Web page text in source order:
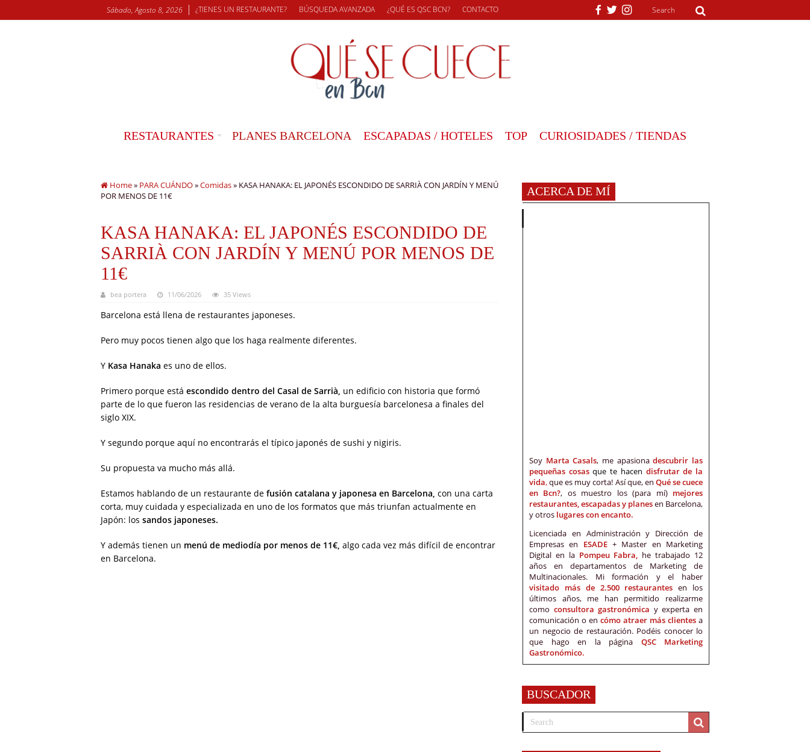
Sábado, Agosto 8, 2026 ¿TIENES UN RESTAURANTE? BÚSQUEDA AVANZADA ¿QUÉ ES QSC BCN? CONTACTO
RESTAURANTES PLANES BARCELONA ESCAPADAS / HOTELES TOP CURIOSIDADES / TIENDAS
Home» PARA CUÁNDO»Comidas» KASA HANAKA: EL JAPONÉS ESCONDIDO DE SARRIÀ CON JARDÍN Y MENÚ
POR MENOS DE 11€
KASA HANAKA: EL JAPONÉS ESCONDIDO DE
SARRIÀ CON JARDÍN Y MENÚ POR MENOS DE
11€
bea portera 11/06/2026 35 Views
Barcelona está llena de restaurantes japoneses.
Pero muy pocos tienen algo que los haga realmente diferentes.
Y Kasa Hanaka es uno de ellos.
Primero porque está escondido dentro del Casal de Sarrià, un edificio con historia que formó
parte de lo que fueron las residencias de verano de la alta burguesía barcelonesa a finales del
siglo XIX.
Y segundo porque aquí no encontrarás el típico japonés de sushi y nigiris.
Su propuesta va mucho más allá.
Estamos hablando de un restaurante de fusión catalana y japonesa en Barcelona, con una carta
corta, muy cuidada y especializada en uno de los formatos que más triunfan actualmente en
Japón: los sandos japoneses.
Y además tienen un menú de mediodía por menos de 11€, algo cada vez más difícil de encontrar
en Barcelona.
ACERCA DE MÍ
Soy Marta Casals, me apasionadescubrir las
pequeñas cosasque te hacen disfrutar de la
vida,que es muy corta! Así que, en Qué se cuece
en Bcn?, os muestro los (para mí) mejores
restaurantes, escapadas y planesen Barcelona,
y otros lugares con encanto.
Licenciada en Administración y Dirección de
Empresas en ESADE+ Master en Marketing
Digital en la Pompeu Fabra, he trabajado 12
años en departamentos de Marketing de
Multinacionales. Mi formación y el haber
visitado más de 2.500 restaurantes en los
últimos años, me han permitido realizarme
como consultora gastronómica y experta en
comunicación o en cómo atraer más clientes a
un negocio de restauración. Podéis conocer lo
que hago en la página QSC Marketing
Gastronómico.
BUSCADOR